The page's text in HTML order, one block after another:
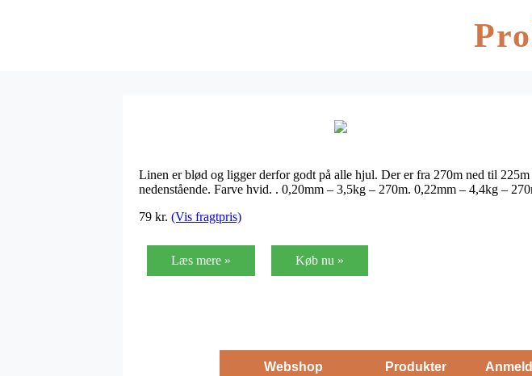
Linen er blød og ligger derfor godt på alle hjul. Der er fra 270m ned til
nedenstående. Farve hvid. . 0,20mm – 3,5kg – 270m. 0,22mm – 4,4kg –
79 kr. (Vis fragtpris)
Læs mere » Køb nu »
Webshop Produkter